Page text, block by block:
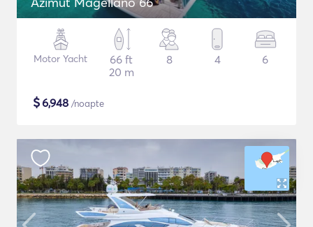
Motor Yacht
66 ft
20 m
8 4 6
$6,948 /noapte